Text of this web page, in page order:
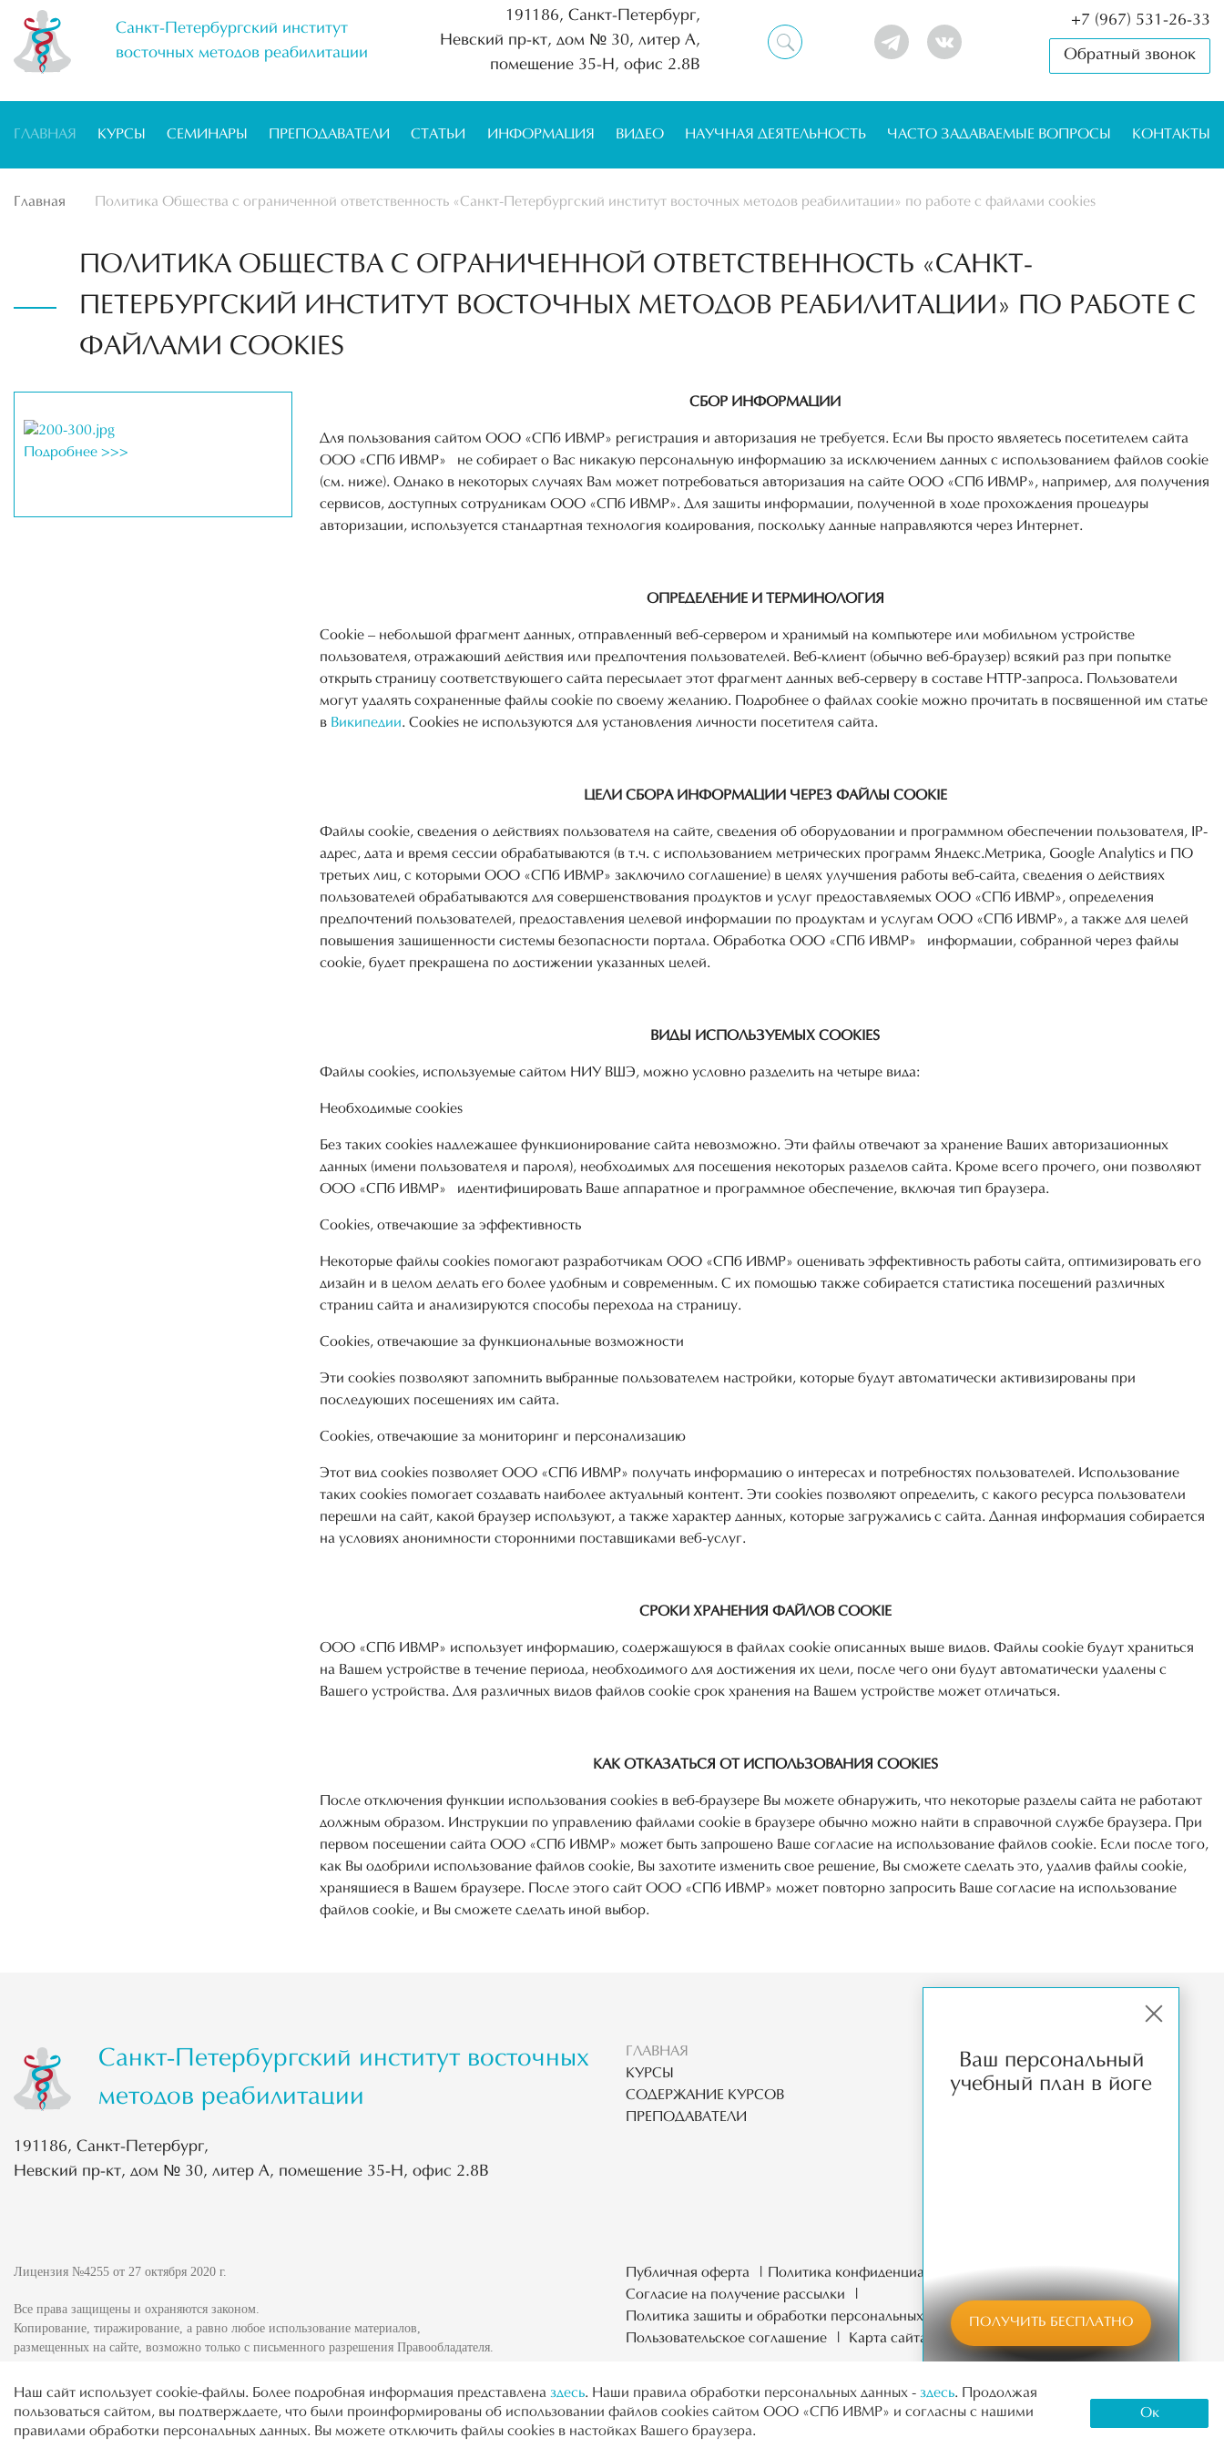
Санкт-Петербургский институт
восточных методов реабилитации
191186, Санкт-Петербург,
Невский пр-кт, дом № 30, литер А,
помещение 35-Н, офис 2.8В
+7 (967) 531-26-33
Обратный звонок
ГЛАВНАЯ КУРСЫ СЕМИНАРЫ ПРЕПОДАВАТЕЛИ СТАТЬИ ИНФОРМАЦИЯ ВИДЕО НАУЧНАЯ ДЕЯТЕЛЬНОСТЬ ЧАСТО ЗАДАВАЕМЫЕ ВОПРОСЫ КОНТАКТЫ
Главная Политика Общества с ограниченной ответственность «Санкт-Петербургский институт восточных методов реабилитации» по работе с файлами cookies
ПОЛИТИКА ОБЩЕСТВА С ОГРАНИЧЕННОЙ ОТВЕТСТВЕННОСТЬ «САНКТ-
ПЕТЕРБУРГСКИЙ ИНСТИТУТ ВОСТОЧНЫХ МЕТОДОВ РЕАБИЛИТАЦИИ» ПО РАБОТЕ С
ФАЙЛАМИ COOKIES
Подробнее >>>
СБОР ИНФОРМАЦИИ
Для пользования сайтом ООО «СПб ИВМР» регистрация и авторизация не требуется. Если Вы просто являетесь посетителем сайта
ООО «СПб ИВМР» не собирает о Вас никакую персональную информацию за исключением данных с использованием файлов cookie
(см. ниже). Однако в некоторых случаях Вам может потребоваться авторизация на сайте ООО «СПб ИВМР», например, для получения
сервисов, доступных сотрудникам ООО «СПб ИВМР». Для защиты информации, полученной в ходе прохождения процедуры
авторизации, используется стандартная технология кодирования, поскольку данные направляются через Интернет.
ОПРЕДЕЛЕНИЕ И ТЕРМИНОЛОГИЯ
Cookie – небольшой фрагмент данных, отправленный веб-сервером и хранимый на компьютере или мобильном устройстве
пользователя, отражающий действия или предпочтения пользователей. Веб-клиент (обычно веб-браузер) всякий раз при попытке
открыть страницу соответствующего сайта пересылает этот фрагмент данных веб-серверу в составе HTTP-запроса. Пользователи
могут удалять сохраненные файлы cookie по своему желанию. Подробнее о файлах cookie можно прочитать в посвященной им статье
в Википедии. Cookies не используются для установления личности посетителя сайта.
ЦЕЛИ СБОРА ИНФОРМАЦИИ ЧЕРЕЗ ФАЙЛЫ COOKIE
Файлы cookie, сведения о действиях пользователя на сайте, сведения об оборудовании и программном обеспечении пользователя, IP-
адрес, дата и время сессии обрабатываются (в т.ч. с использованием метрических программ Яндекс.Метрика, Google Analytics и ПО
третьих лиц, с которыми ООО «СПб ИВМР» заключило соглашение) в целях улучшения работы веб-сайта, сведения о действиях
пользователей обрабатываются для совершенствования продуктов и услуг предоставляемых ООО «СПб ИВМР», определения
предпочтений пользователей, предоставления целевой информации по продуктам и услугам ООО «СПб ИВМР», а также для целей
повышения защищенности системы безопасности портала. Обработка ООО «СПб ИВМР» информации, собранной через файлы
cookie, будет прекращена по достижении указанных целей.
ВИДЫ ИСПОЛЬЗУЕМЫХ COOKIES
Файлы cookies, используемые сайтом НИУ ВШЭ, можно условно разделить на четыре вида:
Необходимые cookies
Без таких cookies надлежащее функционирование сайта невозможно. Эти файлы отвечают за хранение Ваших авторизационных
данных (имени пользователя и пароля), необходимых для посещения некоторых разделов сайта. Кроме всего прочего, они позволяют
ООО «СПб ИВМР» идентифицировать Ваше аппаратное и программное обеспечение, включая тип браузера.
Cookies, отвечающие за эффективность
Некоторые файлы cookies помогают разработчикам ООО «СПб ИВМР» оценивать эффективность работы сайта, оптимизировать его
дизайн и в целом делать его более удобным и современным. С их помощью также собирается статистика посещений различных
страниц сайта и анализируются способы перехода на страницу.
Cookies, отвечающие за функциональные возможности
Эти cookies позволяют запомнить выбранные пользователем настройки, которые будут автоматически активизированы при
последующих посещениях им сайта.
Cookies, отвечающие за мониторинг и персонализацию
Этот вид cookies позволяет ООО «СПб ИВМР» получать информацию о интересах и потребностях пользователей. Использование
таких cookies помогает создавать наиболее актуальный контент. Эти cookies позволяют определить, с какого ресурса пользователи
перешли на сайт, какой браузер используют, а также характер данных, которые загружались с сайта. Данная информация собирается
на условиях анонимности сторонними поставщиками веб-услуг.
СРОКИ ХРАНЕНИЯ ФАЙЛОВ COOKIE
ООО «СПб ИВМР» использует информацию, содержащуюся в файлах cookie описанных выше видов. Файлы cookie будут храниться
на Вашем устройстве в течение периода, необходимого для достижения их цели, после чего они будут автоматически удалены с
Вашего устройства. Для различных видов файлов cookie срок хранения на Вашем устройстве может отличаться.
КАК ОТКАЗАТЬСЯ ОТ ИСПОЛЬЗОВАНИЯ COOKIES
После отключения функции использования cookies в веб-браузере Вы можете обнаружить, что некоторые разделы сайта не работают
должным образом. Инструкции по управлению файлами cookie в браузере обычно можно найти в справочной службе браузера. При
первом посещении сайта ООО «СПб ИВМР» может быть запрошено Ваше согласие на использование файлов cookie. Если после того,
как Вы одобрили использование файлов cookie, Вы захотите изменить свое решение, Вы сможете сделать это, удалив файлы cookie,
хранящиеся в Вашем браузере. После этого сайт ООО «СПб ИВМР» может повторно запросить Ваше согласие на использование
файлов cookie, и Вы сможете сделать иной выбор.
Санкт-Петербургский институт восточных
методов реабилитации
191186, Санкт-Петербург,
Невский пр-кт, дом № 30, литер А, помещение 35-Н, офис 2.8В
ГЛАВНАЯ
КУРСЫ
СОДЕРЖАНИЕ КУРСОВ
ПРЕПОДАВАТЕЛИ
МЕТОДИЧЕСКИЕ МАТЕРИАЛЫ
ОТЗЫВЫ
Лицензия №4255 от 27 октября 2020 г.
Все права защищены и охраняются законом.
Копирование, тиражирование, а равно любое использование материалов,
размещенных на сайте, возможно только с письменного разрешения Правообладателя.
Публичная оферта
Политика конфиденциальности
Согласие на получение рассылки
Политика защиты и обработки персональных данных
Пользовательское соглашение
Карта сайта
Наш сайт использует cookie-файлы. Более подробная информация представлена здесь. Наши правила обработки персональных данных - здесь. Продолжая
пользоваться сайтом, вы подтверждаете, что были проинформированы об использовании файлов cookies сайтом ООО «СПб ИВМР» и согласны с нашими
правилами обработки персональных данных. Вы можете отключить файлы cookies в настойках Вашего браузера.
Ок
Ваш персональный
учебный план в йоге
ПОЛУЧИТЬ БЕСПЛАТНО